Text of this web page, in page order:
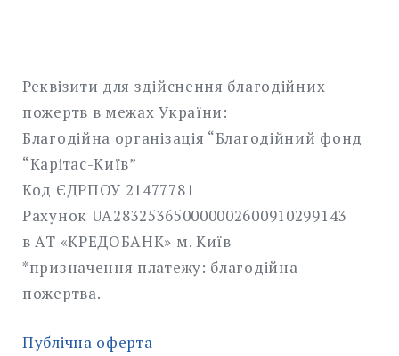
Реквізити для здійснення благодійних
пожертв в межах України:
Благодійна організація “Благодійний фонд
“Карітас-Київ”
Код ЄДРПОУ 21477781
Рахунок UA283253650000002600910299143
в АТ «КРЕДОБАНК» м. Київ
*призначення платежу: благодійна
пожертва.
Публічна оферта